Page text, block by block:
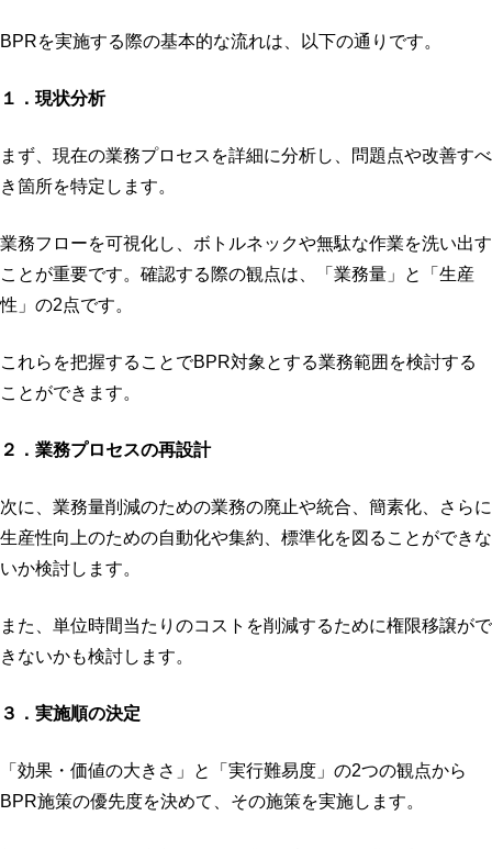
BPRを実施する際の基本的な流れは、以下の通りです。
１．現状分析
まず、現在の業務プロセスを詳細に分析し、問題点や改善すべ
き箇所を特定します。
業務フローを可視化し、ボトルネックや無駄な作業を洗い出す
ことが重要です。確認する際の観点は、「業務量」と「生産
性」の2点です。
これらを把握することでBPR対象とする業務範囲を検討する
ことができます。
２．業務プロセスの再設計
次に、業務量削減のための業務の廃止や統合、簡素化、さらに
生産性向上のための自動化や集約、標準化を図ることができな
いか検討します。
また、単位時間当たりのコストを削減するために権限移譲がで
きないかも検討します。
３．実施順の決定
「効果・価値の大きさ」と「実行難易度」の2つの観点から
BPR施策の優先度を決めて、その施策を実施します。